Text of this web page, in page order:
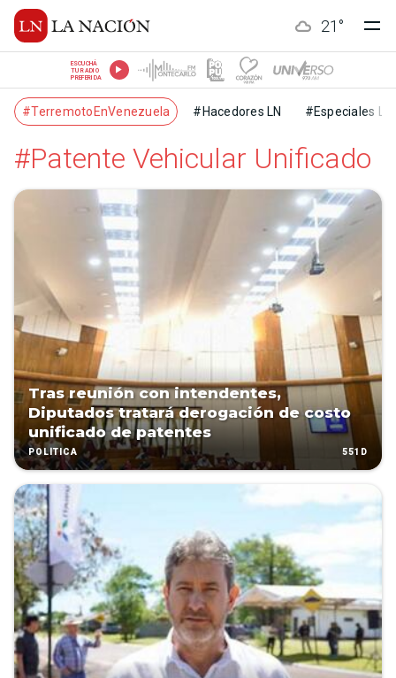
21 °
ESCUCHÁ
TU RADIO
PREFERIDA
#TerremotoEnVenezuela #Hacedores LN #Especiales LN
#Patente Vehicular Unificado
Tras reunión con intendentes,
Diputados tratará derogación de costo
unificado de patentes
POLÍTICA 551D